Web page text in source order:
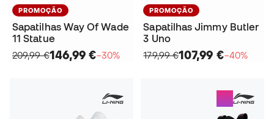
PROMOÇÃO
Sapatilhas Way Of Wade
11 Statue
209,99 €146,99 €−30%
PROMOÇÃO
Sapatilhas Jimmy Butler
3 Uno
179,99 €107,99 €−40%